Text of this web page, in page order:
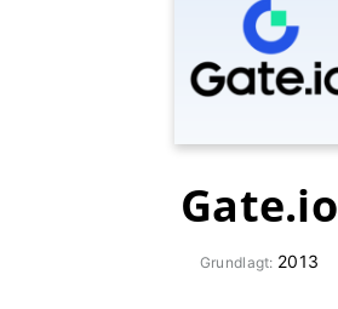
Gate.io
Grundlagt: 2013